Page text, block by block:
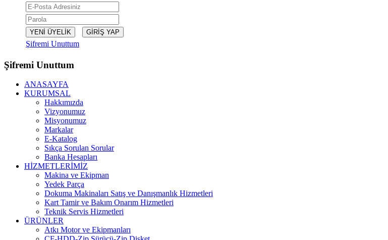
Şifremi Unuttum
Şifremi Unuttum
ANASAYFA
KURUMSAL
Hakkımızda
Vizyonumuz
Misyonumuz
Markalar
E-Katalog
Sıkça Sorulan Sorular
Banka Hesapları
HİZMETLERİMİZ
Makina ve Ekipman
Yedek Parça
Dokuma Makinaları Satış ve Danışmanlık Hizmetleri
Kart Tamir ve Bakım Onarım Hizmetleri
Teknik Servis Hizmetleri
ÜRÜNLER
Atkı Motor ve Ekipmanları